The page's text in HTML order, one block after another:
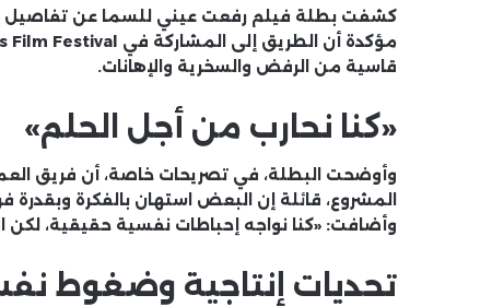
كشفت بطلة فيلم رفعت عيني للسما عن تفاصيل
مؤكدة أن الطريق إلى المشاركة في Film Festival
قاسية من الرفض والسخرية والإهانات.
«كنا نحارب من أجل الحلم»
وأوضحت البطلة، في تصريحات خاصة، أن فريق
المشروع، قائلة إن البعض استهان بالفكرة
وأضافت: «كنا نواجه إحباطات نفسية حقيقية، لكن
تحديات إنتاجية وضغوط